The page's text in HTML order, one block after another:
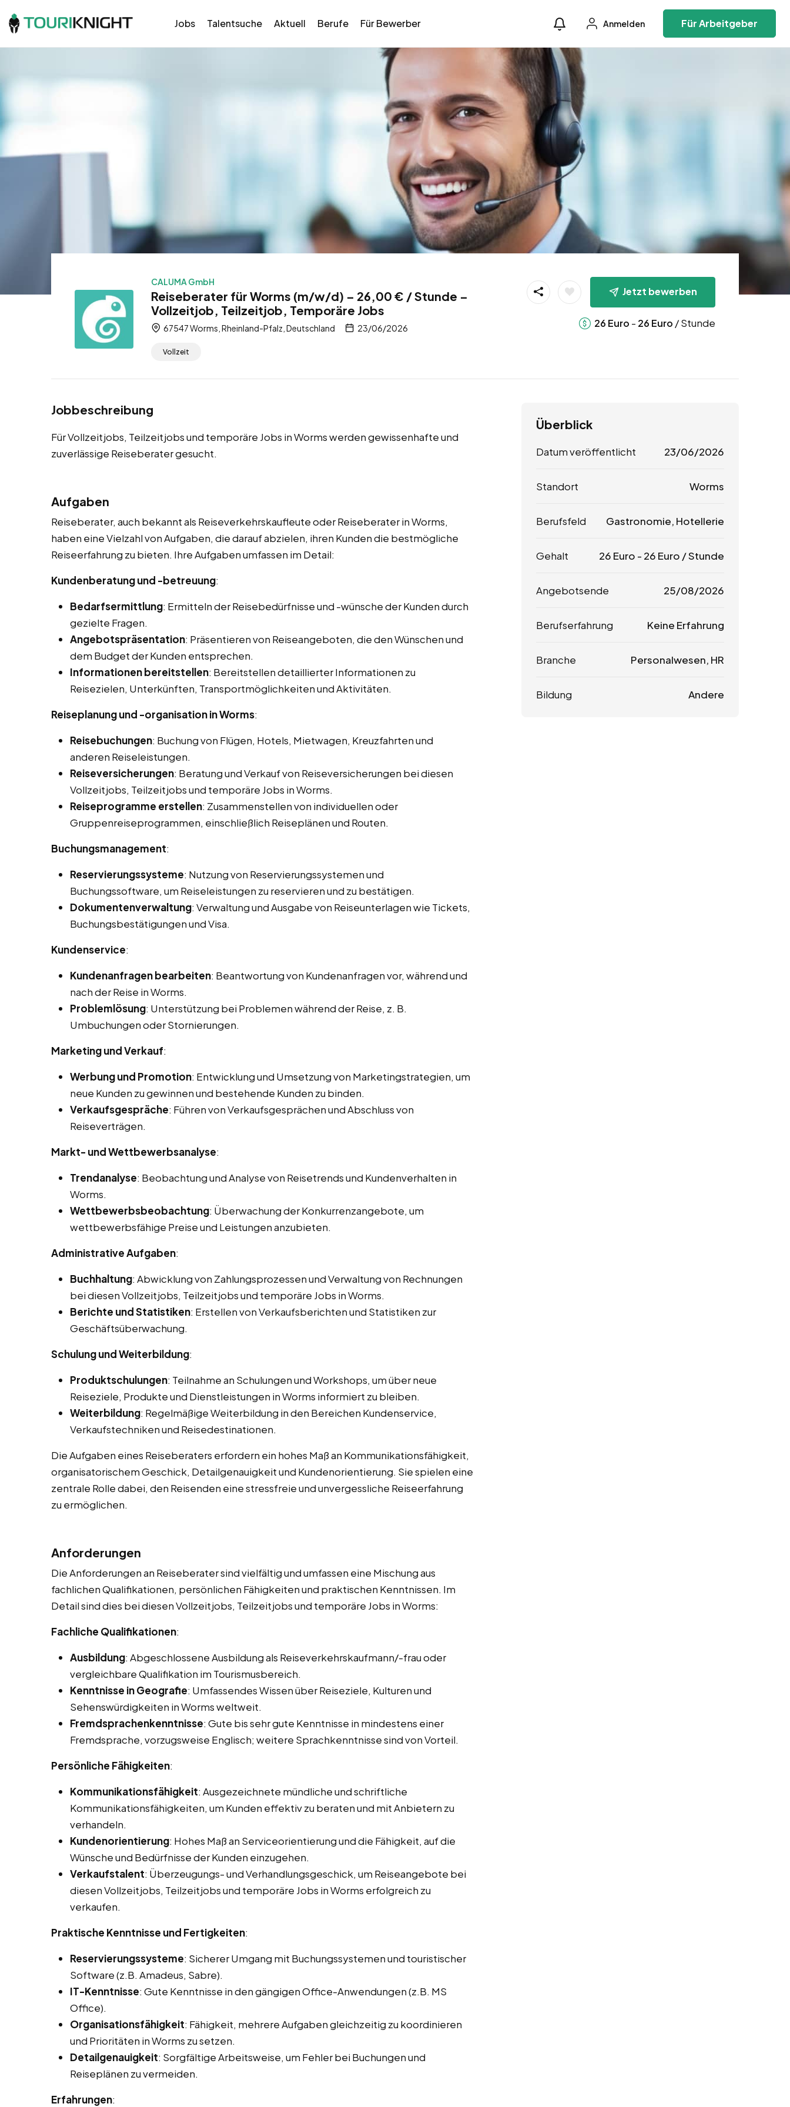
Jobs Talentsuche Aktuell Berufe Für Bewerber Anmelden Für Arbeitgeber
CALUMA GmbH
Reiseberater für Worms (m/w/d) – 26,00 € / Stunde –
Vollzeitjob, Teilzeitjob, Temporäre Jobs
67547 Worms, Rheinland-Pfalz, Deutschland 23/06/2026
Vollzeit
Jetzt bewerben
26 Euro - 26 Euro / Stunde
Jobbeschreibung
Für Vollzeitjobs, Teilzeitjobs und temporäre Jobs in Worms werden gewissenhafte und
zuverlässige Reiseberater gesucht.
Aufgaben
Reiseberater, auch bekannt als Reiseverkehrskaufleute oder Reiseberater in Worms,
haben eine Vielzahl von Aufgaben, die darauf abzielen, ihren Kunden die bestmögliche
Reiseerfahrung zu bieten. Ihre Aufgaben umfassen im Detail:
Kundenberatung und -betreuung:
Bedarfsermittlung: Ermitteln der Reisebedürfnisse und -wünsche der Kunden durch
gezielte Fragen.
Angebotspräsentation: Präsentieren von Reiseangeboten, die den Wünschen und
dem Budget der Kunden entsprechen.
Informationen bereitstellen: Bereitstellen detaillierter Informationen zu
Reisezielen, Unterkünften, Transportmöglichkeiten und Aktivitäten.
Reiseplanung und -organisation in Worms:
Reisebuchungen: Buchung von Flügen, Hotels, Mietwagen, Kreuzfahrten und
anderen Reiseleistungen.
Reiseversicherungen: Beratung und Verkauf von Reiseversicherungen bei diesen
Vollzeitjobs, Teilzeitjobs und temporäre Jobs in Worms.
Reiseprogramme erstellen: Zusammenstellen von individuellen oder
Gruppenreiseprogrammen, einschließlich Reiseplänen und Routen.
Buchungsmanagement:
Reservierungssysteme: Nutzung von Reservierungssystemen und
Buchungssoftware, um Reiseleistungen zu reservieren und zu bestätigen.
Dokumentenverwaltung: Verwaltung und Ausgabe von Reiseunterlagen wie Tickets,
Buchungsbestätigungen und Visa.
Kundenservice:
Kundenanfragen bearbeiten: Beantwortung von Kundenanfragen vor, während und
nach der Reise in Worms.
Problemlösung: Unterstützung bei Problemen während der Reise, z. B.
Umbuchungen oder Stornierungen.
Marketing und Verkauf:
Werbung und Promotion: Entwicklung und Umsetzung von Marketingstrategien, um
neue Kunden zu gewinnen und bestehende Kunden zu binden.
Verkaufsgespräche: Führen von Verkaufsgesprächen und Abschluss von
Reiseverträgen.
Markt- und Wettbewerbsanalyse:
Trendanalyse: Beobachtung und Analyse von Reisetrends und Kundenverhalten in
Worms.
Wettbewerbsbeobachtung: Überwachung der Konkurrenzangebote, um
wettbewerbsfähige Preise und Leistungen anzubieten.
Administrative Aufgaben:
Buchhaltung: Abwicklung von Zahlungsprozessen und Verwaltung von Rechnungen
bei diesen Vollzeitjobs, Teilzeitjobs und temporäre Jobs in Worms.
Berichte und Statistiken: Erstellen von Verkaufsberichten und Statistiken zur
Geschäftsüberwachung.
Schulung und Weiterbildung:
Produktschulungen: Teilnahme an Schulungen und Workshops, um über neue
Reiseziele, Produkte und Dienstleistungen in Worms informiert zu bleiben.
Weiterbildung: Regelmäßige Weiterbildung in den Bereichen Kundenservice,
Verkaufstechniken und Reisedestinationen.
Die Aufgaben eines Reiseberaters erfordern ein hohes Maß an Kommunikationsfähigkeit,
organisatorischem Geschick, Detailgenauigkeit und Kundenorientierung. Sie spielen eine
zentrale Rolle dabei, den Reisenden eine stressfreie und unvergessliche Reiseerfahrung
zu ermöglichen.
Anforderungen
Die Anforderungen an Reiseberater sind vielfältig und umfassen eine Mischung aus
fachlichen Qualifikationen, persönlichen Fähigkeiten und praktischen Kenntnissen. Im
Detail sind dies bei diesen Vollzeitjobs, Teilzeitjobs und temporäre Jobs in Worms:
Fachliche Qualifikationen:
Ausbildung: Abgeschlossene Ausbildung als Reiseverkehrskaufmann/-frau oder
vergleichbare Qualifikation im Tourismusbereich.
Kenntnisse in Geografie: Umfassendes Wissen über Reiseziele, Kulturen und
Sehenswürdigkeiten in Worms weltweit.
Fremdsprachenkenntnisse: Gute bis sehr gute Kenntnisse in mindestens einer
Fremdsprache, vorzugsweise Englisch; weitere Sprachkenntnisse sind von Vorteil.
Persönliche Fähigkeiten:
Kommunikationsfähigkeit: Ausgezeichnete mündliche und schriftliche
Kommunikationsfähigkeiten, um Kunden effektiv zu beraten und mit Anbietern zu
verhandeln.
Kundenorientierung: Hohes Maß an Serviceorientierung und die Fähigkeit, auf die
Wünsche und Bedürfnisse der Kunden einzugehen.
Verkaufstalent: Überzeugungs- und Verhandlungsgeschick, um Reiseangebote bei
diesen Vollzeitjobs, Teilzeitjobs und temporäre Jobs in Worms erfolgreich zu
verkaufen.
Praktische Kenntnisse und Fertigkeiten:
Reservierungssysteme: Sicherer Umgang mit Buchungssystemen und touristischer
Software (z.B. Amadeus, Sabre).
IT-Kenntnisse: Gute Kenntnisse in den gängigen Office-Anwendungen (z.B. MS
Office).
Organisationsfähigkeit: Fähigkeit, mehrere Aufgaben gleichzeitig zu koordinieren
und Prioritäten in Worms zu setzen.
Detailgenauigkeit: Sorgfältige Arbeitsweise, um Fehler bei Buchungen und
Reiseplänen zu vermeiden.
Erfahrungen:
Überblick
Datum veröffentlicht 23/06/2026
Standort Worms
Berufsfeld Gastronomie, Hotellerie
Gehalt 26 Euro - 26 Euro / Stunde
Angebotsende 25/08/2026
Berufserfahrung Keine Erfahrung
Branche Personalwesen, HR
Bildung Andere